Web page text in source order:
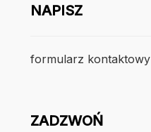
NAPISZ
formularz kontaktowy
ZADZWOŃ